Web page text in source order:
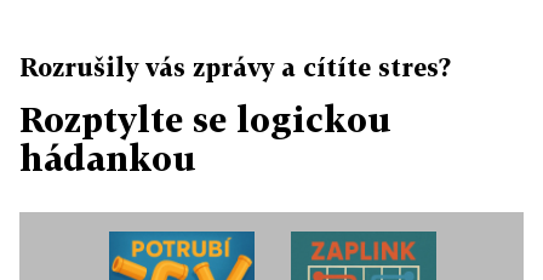
Rozrušily vás zprávy a cítíte stres?
Rozptylte se logickou
hádankou